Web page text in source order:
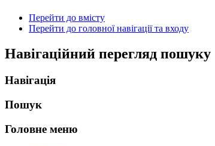
Перейти до вмісту
Перейти до головної навігації та входу
Навігаційний перегляд пошуку
Навігація
Пошук
Головне меню